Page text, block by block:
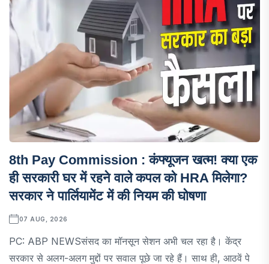
8th Pay Commission : कंफ्यूजन खत्म! क्या एक
ही सरकारी घर में रहने वाले कपल को HRA मिलेगा?
सरकार ने पार्लियामेंट में की नियम की घोषणा
07 AUG, 2026
PC: ABP NEWSसंसद का मॉनसून सेशन अभी चल रहा है। केंद्र
सरकार से अलग-अलग मुद्दों पर सवाल पूछे जा रहे हैं। साथ ही, आठवें पे